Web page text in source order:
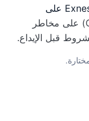
تقييمات Exness على
. تنطوي عقود الفروقات (CFDs) على مخاطر
قبل الإيداع.